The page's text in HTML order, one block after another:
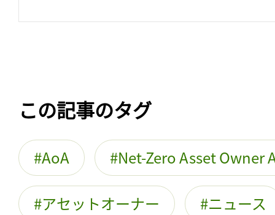
この記事のタグ
AoA Net-Zero Asset Owner
アセットオーナー ニュース